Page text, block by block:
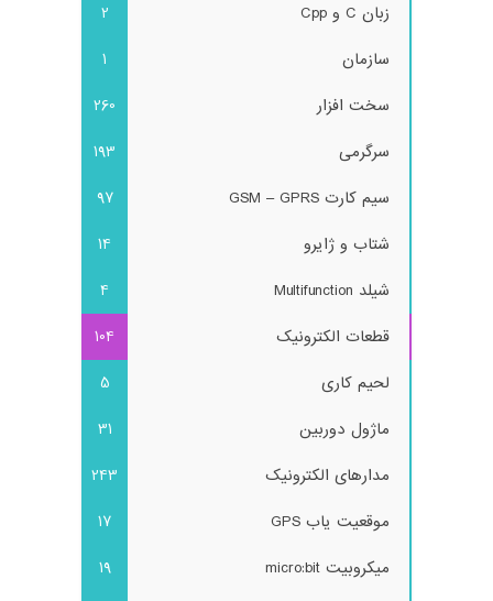
زبان C و Cpp
2
سازمان
1
سخت افزار
260
سرگرمی
193
سیم کارت GSM – GPRS
97
شتاب و ژایرو
14
شیلد Multifunction
4
قطعات الکترونیک
104
لحیم کاری
5
ماژول دوربین
31
مدارهای الکترونیک
243
موقعیت یاب GPS
17
میکروبیت micro:bit
19